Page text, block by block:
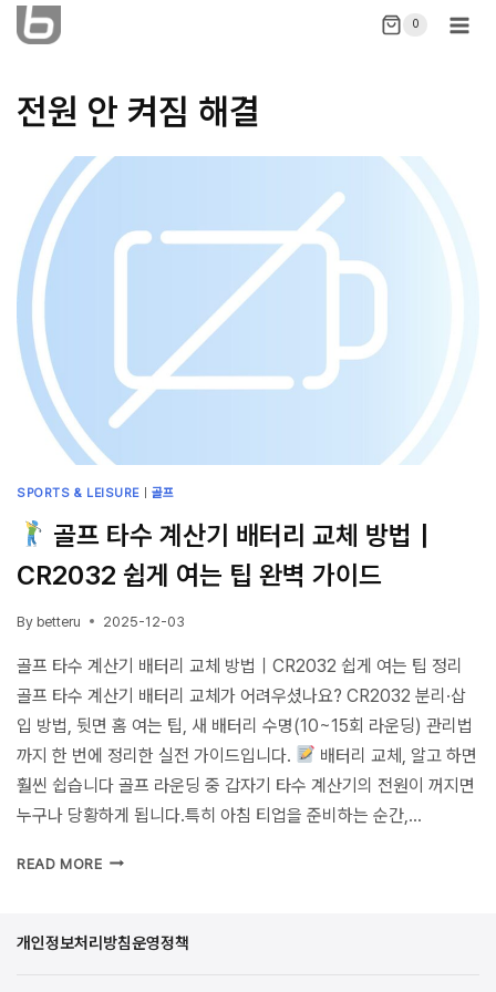
Skip
0
전원 안 켜짐 해결
SPORTS & LEISURE| 골프
골프 타수 계산기 배터리 교체 방법｜
CR2032 쉽게 여는 팁 완벽 가이드
By betteru 2025-12-03
골프 타수 계산기 배터리 교체 방법｜CR2032 쉽게 여는 팁 정리
골프 타수 계산기 배터리 교체가 어려우셨나요? CR2032 분리·삽
입 방법, 뒷면 홈 여는 팁, 새 배터리 수명(10~15회 라운딩) 관리법
까지 한 번에 정리한 실전 가이드입니다.
배터리 교체, 알고 하면
훨씬 쉽습니다 골프 라운딩 중 갑자기 타수 계산기의 전원이 꺼지면
누구나 당황하게 됩니다.특히 아침 티업을 준비하는 순간,…
READ MORE
수
개인정보처리방침운영정책